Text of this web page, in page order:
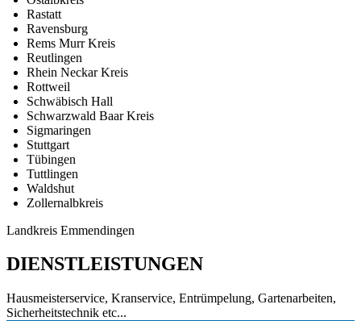
Rastatt
Ravensburg
Rems Murr Kreis
Reutlingen
Rhein Neckar Kreis
Rottweil
Schwäbisch Hall
Schwarzwald Baar Kreis
Sigmaringen
Stuttgart
Tübingen
Tuttlingen
Waldshut
Zollernalbkreis
Landkreis Emmendingen
DIENSTLEISTUNGEN
Hausmeisterservice, Kranservice, Entrümpelung, Gartenarbeiten,
Sicherheitstechnik etc...